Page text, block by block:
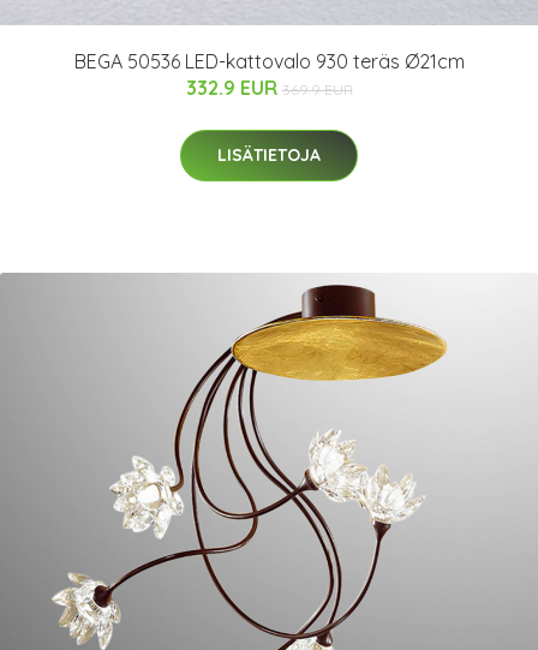
BEGA 50536 LED-kattovalo 930 teräs Ø21cm
332.9 EUR 369.9 EUR
LISÄTIETOJA